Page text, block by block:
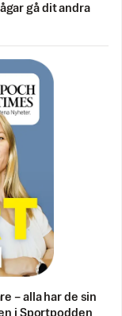
gå dit andra
– alla har de sin
i Sportpodden